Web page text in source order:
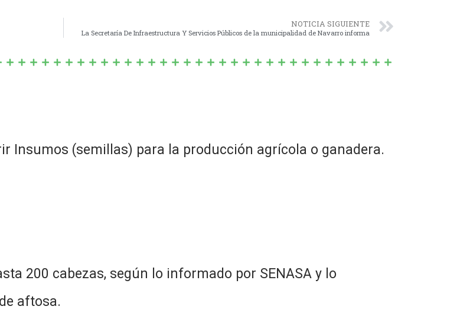
NOTICIA SIGUIENTE
La Secretaría De Infraestructura Y Servicios Públicos de la municipalidad de Navarro informa
Insumos (semillas) para la producción agrícola o ganadera.
200 cabezas, según lo informado por SENASA y lo
aftosa.